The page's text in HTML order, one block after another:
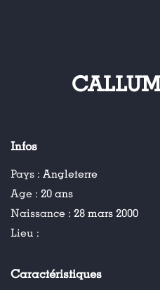
Infos
Pays : Angleterre
Age : 20 ans
Naissance : 28 mars 2000
Lieu :
Caractéristiques